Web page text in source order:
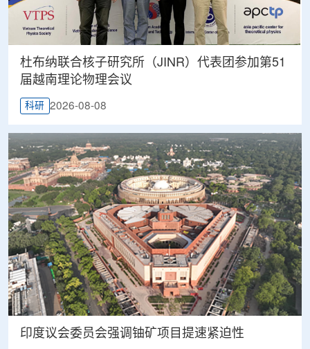
杜布纳联合核子研究所（JINR）代表团参加第51
届越南理论物理会议
科研 2026-08-08
印度议会委员会强调铀矿项目提速紧迫性